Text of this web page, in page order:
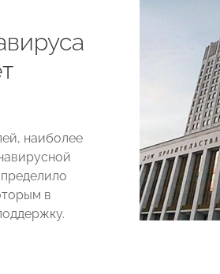
наиболее
в